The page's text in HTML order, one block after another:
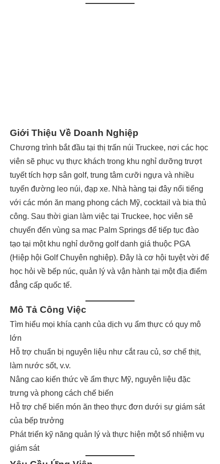
Giới Thiệu Về Doanh Nghiệp
Chương trình bắt đầu tại thị trấn núi Truckee, nơi các học
viên sẽ phục vụ thực khách trong khu nghỉ dưỡng trượt
tuyết tích hợp sân golf, trung tâm cưỡi ngựa và nhiều
tuyến đường leo núi, đạp xe. Nhà hàng tại đây nổi tiếng
với các món ăn mang phong cách Mỹ, cocktail và bia thủ
công. Sau thời gian làm việc tại Truckee, học viên sẽ
chuyển đến vùng sa mạc Palm Springs để tiếp tục đào
tạo tại một khu nghỉ dưỡng golf danh giá thuộc PGA
(Hiệp hội Golf Chuyên nghiệp). Đây là cơ hội tuyệt vời để
học hỏi về bếp núc, quản lý và vận hành tại một địa điểm
đẳng cấp quốc tế.
Mô Tả Công Việc
Tìm hiểu mọi khía cạnh của dịch vụ ẩm thực có quy mô
lớn
Hỗ trợ chuẩn bị nguyên liệu như cắt rau củ, sơ chế thịt,
làm nước sốt, v.v.
Nâng cao kiến thức về ẩm thực Mỹ, nguyên liệu đặc
trưng và phong cách chế biến
Hỗ trợ chế biến món ăn theo thực đơn dưới sự giám sát
của bếp trưởng
Phát triển kỹ năng quản lý và thực hiện một số nhiệm vụ
giám sát